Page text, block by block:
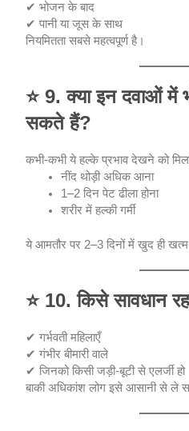
✔ भोजन के बाद
✔ पानी या जूस के साथ
नियमितता सबसे महत्वपूर्ण है।
⭐9. क्या इन दवाओं में
सकते हैं?
कभी-कभी ये हल्के प्रभाव देखने को
नींद थोड़ी अधिक आना
1–2 दिन पेट ढीला होना
शरीर में हल्की गर्मी
ये आमतौर पर 2–3 दिनों में खुद ही खत्म
⭐ 10. किसे सावधान
✔ गर्भवती महिलाएँ
✔ गंभीर बीमारी वाले
✔ जिनको किसी जड़ी-बूटी से एलर्जी हो
बाकी अधिकांश लोग इसे आसानी से ले